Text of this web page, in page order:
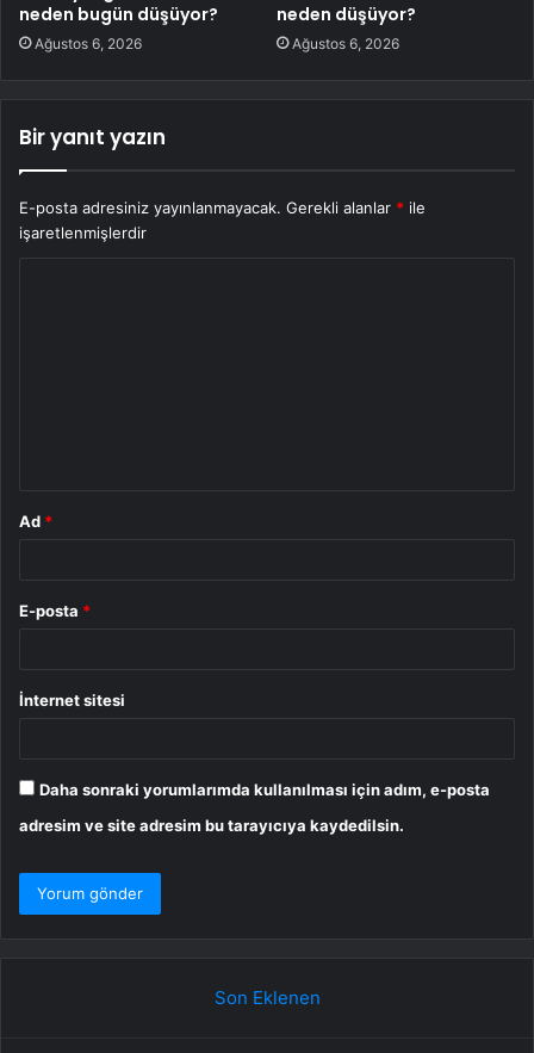
neden bugün düşüyor?
Ağustos 6, 2026
neden düşüyor?
Ağustos 6, 2026
Bir yanıt yazın
E-posta adresiniz yayınlanmayacak. Gerekli alanlar * ile
işaretlenmişlerdir
Ad *
E-posta *
İnternet sitesi
Daha sonraki yorumlarımda kullanılması için adım, e-posta
adresim ve site adresim bu tarayıcıya kaydedilsin.
Son Eklenen